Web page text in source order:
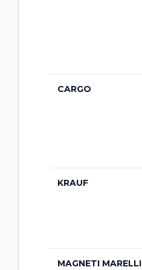
CARGO
KRAUF
MAGNETI MARELLI